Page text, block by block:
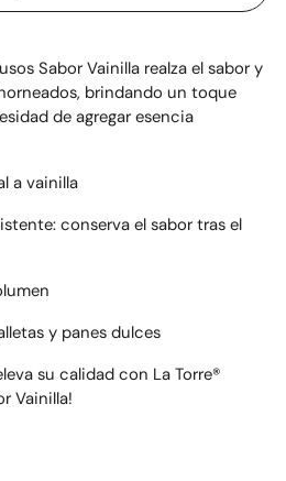
Sabor Vainilla realza el sabor y
brindando un toque
de agregar esencia
a vainilla
conserva el sabor tras el
y panes dulces
su calidad con La Torre®
Vainilla!